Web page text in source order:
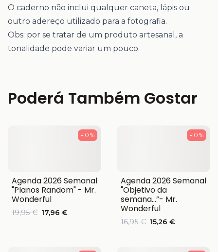
O caderno não inclui qualquer caneta, lápis ou
outro adereço utilizado para a fotografia.
Obs: por se tratar de um produto artesanal, a
tonalidade pode variar um pouco.
Poderá Também Gostar
-10 %
Agenda 2026 Semanal
"Planos Random" - Mr.
Wonderful
19,95 € 17,96 €
-10 %
Agenda 2026 Semanal
"Objetivo da
semana…”- Mr.
Wonderful
16,95 € 15,26 €